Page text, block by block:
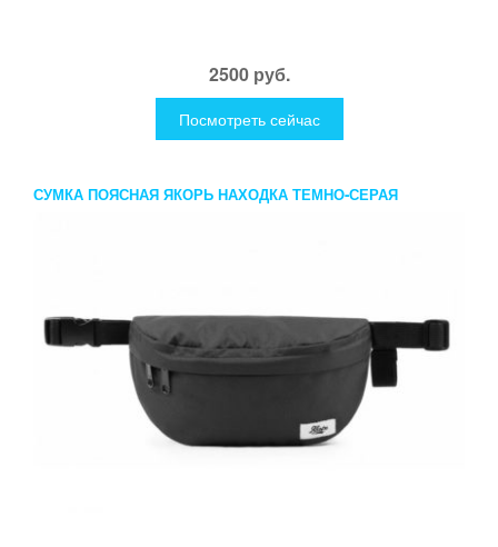
2500 руб.
Посмотреть сейчас
СУМКА ПОЯСНАЯ ЯКОРЬ НАХОДКА ТЕМНО-СЕРАЯ